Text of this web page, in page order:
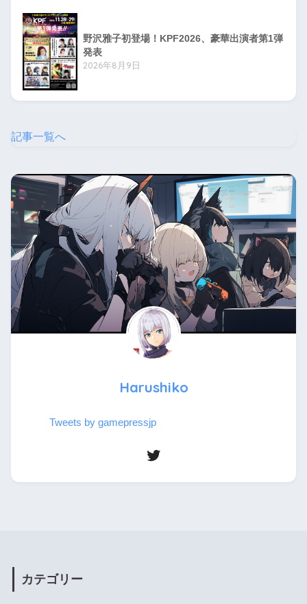
野沢雅子初登場！KPF2026、豪華出演者第1弾
発表
2026年8月9日
記事一覧へ
Harushiko
Tweets by gamepressjp
カテゴリー